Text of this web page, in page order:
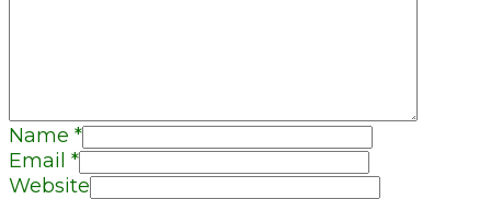
Name *
Email *
Website